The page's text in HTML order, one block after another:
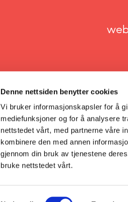
Denne nettsiden benytter cookies
Vi bruker informasjonskapsler for å
mediefunksjoner og for å analysere
nettstedet vårt, med partnerne våre
kombinere den med annen
gjennom din bruk av tjenestene
bruke nettstedet vårt.
Samtykkevalg